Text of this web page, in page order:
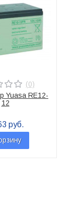
(0)
Yuasa RE12-
12
руб.